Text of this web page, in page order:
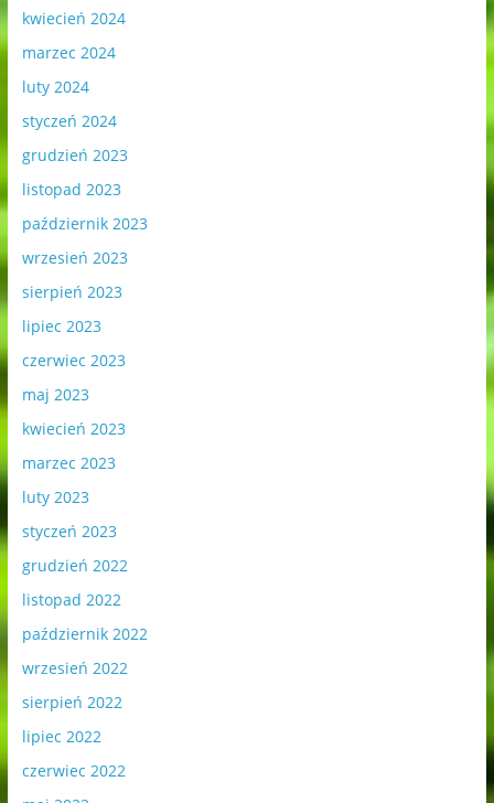
kwiecień 2024
marzec 2024
luty 2024
styczeń 2024
grudzień 2023
listopad 2023
październik 2023
wrzesień 2023
sierpień 2023
lipiec 2023
czerwiec 2023
maj 2023
kwiecień 2023
marzec 2023
luty 2023
styczeń 2023
grudzień 2022
listopad 2022
październik 2022
wrzesień 2022
sierpień 2022
lipiec 2022
czerwiec 2022